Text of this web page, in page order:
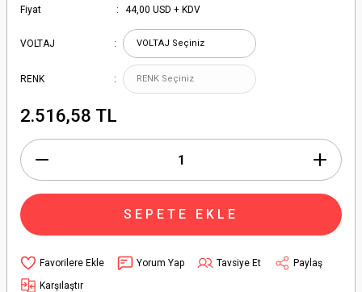
Fiyat
44,00 USD + KDV
VOLTAJ
RENK
2.516,58 TL
SEPETE EKLE
Yorum Yap Tavsiye Et
Paylaş
Karşılaştır